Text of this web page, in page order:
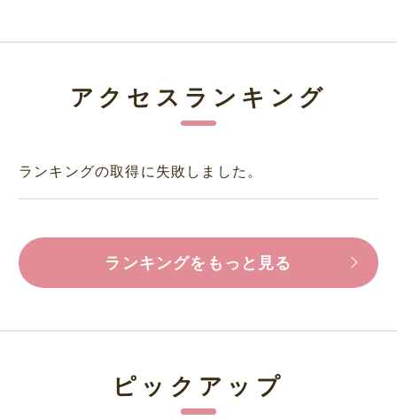
アクセスランキング
ランキングの取得に失敗しました。
ランキングをもっと見る
ピックアップ